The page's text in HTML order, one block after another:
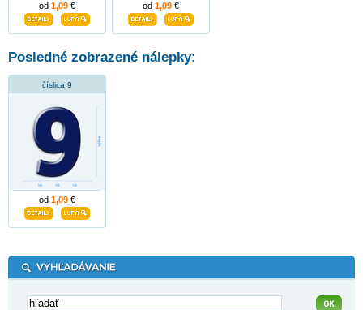
od 1,09 € od 1,09 €
Posledné zobrazené nálepky:
číslica 9
od 1,09 €